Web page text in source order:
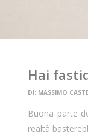
Hai
DI: MASSIMO
Buona parte
realtà